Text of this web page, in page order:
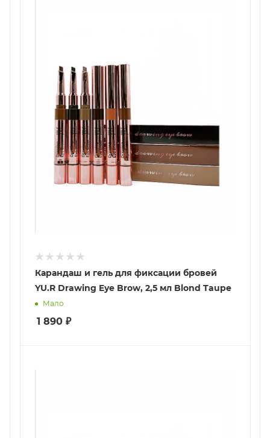
Карандаш и гель для фиксации бровей
YU.R Drawing Eye Brow, 2,5 мл Blond Taupe
Мало
1 890 ₽